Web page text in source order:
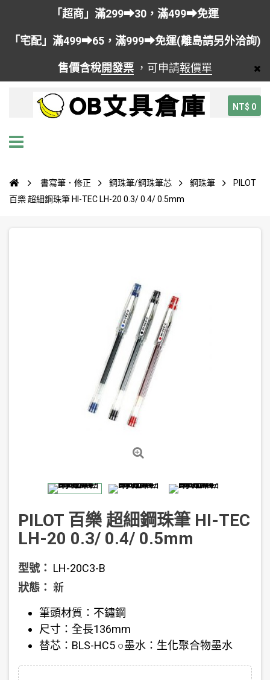
「超商」滿299➡30，滿499➡免運
「宅配」滿499➡65，滿999➡免運(離島請另外洽詢)
售價含稅開發票 ，可申請報價單
NT$ 0
書寫筆．修正 鋼珠筆/鋼珠筆芯 鋼珠筆
PILOT
百樂 超細鋼珠筆 HI-TEC LH-20 0.3/ 0.4/ 0.5mm
PILOT 百樂 超細鋼珠筆 HI-TEC
LH-20 0.3/ 0.4/ 0.5mm
型號： LH-20C3-B
狀態： 新
筆頭材質：不鏽鋼
尺寸：全長136mm
替芯：BLS-HC5 ○墨水：生化聚合物墨水